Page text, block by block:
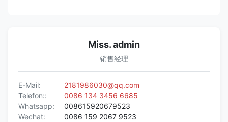
Miss. admin
销售经理
E-Mail:
2181986030@qq.com
Telefon::
0086 134 3456 6685
Whatsapp:
008615920679523
Wechat:
0086 159 2067 9523